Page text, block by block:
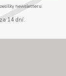
newsletteru.
14 dní.